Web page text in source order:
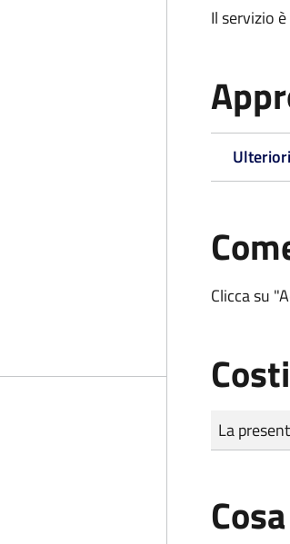
Il servizio
Clicca su
Costi
Tipo di
Importo
La